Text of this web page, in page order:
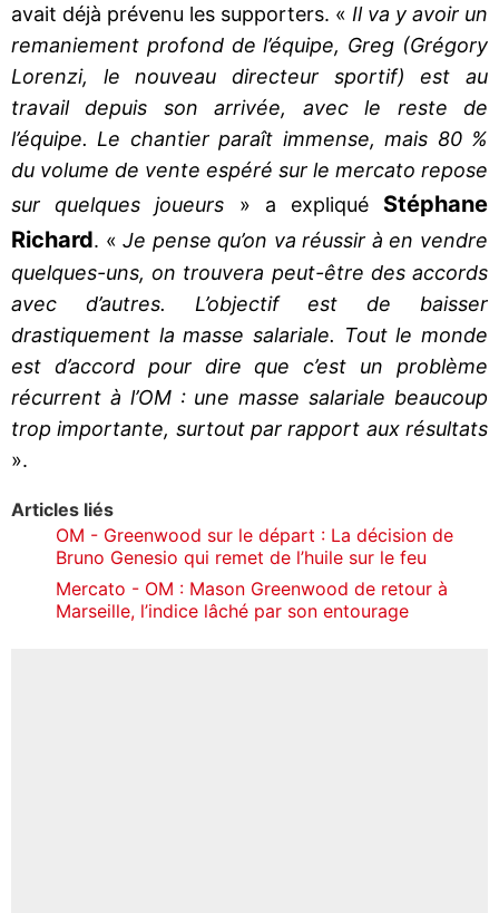
avait déjà prévenu les supporters. « Il va y avoir un
remaniement profond de l’équipe, Greg (Grégory
Lorenzi, le nouveau directeur sportif) est au
travail depuis son arrivée, avec le reste de
l’équipe. Le chantier paraît immense, mais 80 %
du volume de vente espéré sur le mercato repose
sur quelques joueurs » a expliqué Stéphane
Richard. «Je pense qu’on va réussir à en vendre
quelques-uns, on trouvera peut-être des accords
avec d’autres. L’objectif est de baisser
drastiquement la masse salariale. Tout le monde
est d’accord pour dire que c’est un problème
récurrent à l’OM : une masse salariale beaucoup
trop importante, surtout par rapport aux résultats
».
Articles liés
OM - Greenwood sur le départ : La décision de
Bruno Genesio qui remet de l’huile sur le feu
Mercato - OM : Mason Greenwood de retour à
Marseille, l’indice lâché par son entourage